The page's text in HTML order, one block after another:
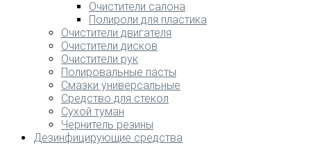
Очистители салона
Полироли для пластика
Очистители двигателя
Очистители дисков
Очистители рук
Полировальные пасты
Смазки универсальные
Средство для стекол
Сухой туман
Чернитель резины
Дезинфицирующие средства